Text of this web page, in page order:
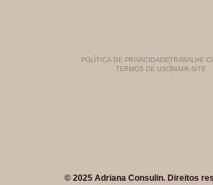
POLÍTICA DE PRIVACIDADETRABALHE
TERMOS DE USO MAPA SITE
© 2025 Adriana Consulin. Direitos